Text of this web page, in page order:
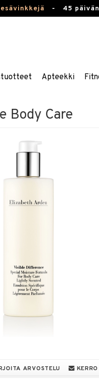
- 45
Apteekki
Body Care
ARVOSTELU